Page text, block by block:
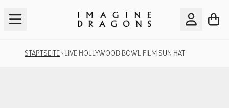
KONTO
STARTSEITE› LIVE HOLLYWOOD BOWL FILM SUN HAT